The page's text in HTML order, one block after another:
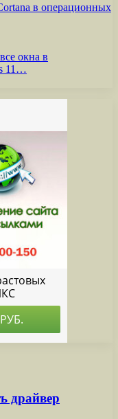
в операционных
окна в
11…
драйвер